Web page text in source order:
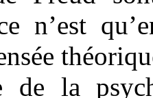
n’est
de la